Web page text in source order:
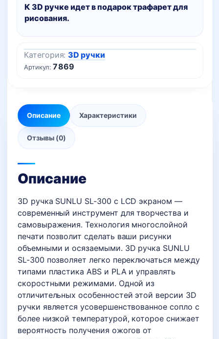
К 3D ручке идет в подарок трафарет для
рисования.
Артикул:7869
Категория: 3D ручки
Описание Характеристики
Отзывы (0)
Описание
3D ручка SUNLU SL-300 с LCD экраном —
современный инструмент для творчества и
самовыражения. Технология многослойной
печати позволит сделать ваши рисунки
объемными и осязаемыми. 3D ручка SUNLU
SL-300 позволяет легко переключаться между
типами пластика ABS и PLA и управлять
скоростными режимами. Одной из
отличительных особенностей этой версии 3D
ручки является усовершенствованное сопло с
более низкой температурой, которое снижает
вероятность получения ожогов от